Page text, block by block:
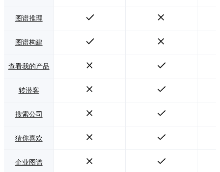
图谱推理
图谱构建
查看我的产品
转潜客
搜索公司
猜你喜欢
企业图谱